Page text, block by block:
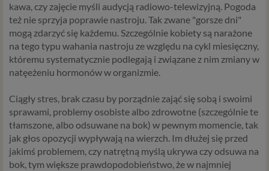
kawa, czy zajęcie myśli audycją radiowo-telewizyjną. Pogoda
też nie sprzyja poprawie nastroju. Tak zwane "gorsze dni"
mogą zdarzyć się każdemu. Szczególnie kobiety są narażone
na tego typu wahania nastroju ze względu na cykl miesięczny,
któremu systematycznie podlegają i związane z nim zmiany w
natęeżeniu hormonów w organizmie.
Ciągły stres, brak czasu by porządnie zająć się sobą i swoimi
sprawami, problemy osobiste albo zdrowotne (szczególnie te
tłamszone, albo odsuwane na bok) w pewnym momencie, tak
jak głos opozycji wypływają na wierzch. Im dłużej się przed
jakimś problemem, czy natrętną myślą ukrywa czy odsuwa na
bok, tym większe prawdopodobieństwo, że w najmniej